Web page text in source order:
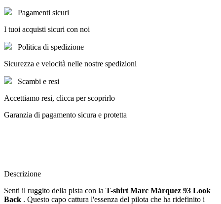
Pagamenti sicuri
I tuoi acquisti sicuri con noi
Politica di spedizione
Sicurezza e velocità nelle nostre spedizioni
Scambi e resi
Accettiamo resi, clicca per scoprirlo
Garanzia di pagamento sicura e protetta
Descrizione
Senti il ruggito della pista con la T-shirt Marc Márquez 93 Look
Back . Questo capo cattura l'essenza del pilota che ha ridefinito i